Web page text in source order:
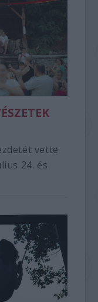
vette
24. és